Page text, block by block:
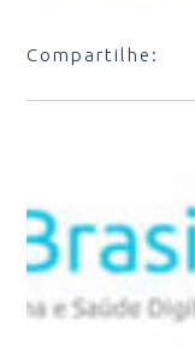
Compartilhe: